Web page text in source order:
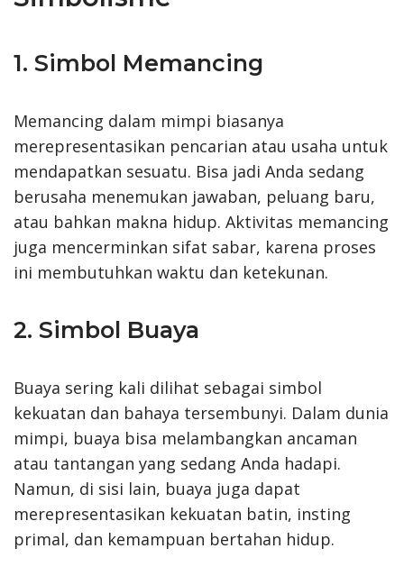
1. Simbol Memancing
Memancing dalam mimpi biasanya
merepresentasikan pencarian atau usaha untuk
mendapatkan sesuatu. Bisa jadi Anda sedang
berusaha menemukan jawaban, peluang baru,
atau bahkan makna hidup. Aktivitas memancing
juga mencerminkan sifat sabar, karena proses
ini membutuhkan waktu dan ketekunan.
2. Simbol Buaya
Buaya sering kali dilihat sebagai simbol
kekuatan dan bahaya tersembunyi. Dalam dunia
mimpi, buaya bisa melambangkan ancaman
atau tantangan yang sedang Anda hadapi.
Namun, di sisi lain, buaya juga dapat
merepresentasikan kekuatan batin, insting
primal, dan kemampuan bertahan hidup.